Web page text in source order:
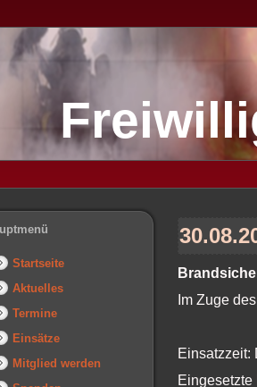
Startseite
Aktuelles
Termine
Einsätze
Mitglied werden
Im Zuge
Eingesetzte